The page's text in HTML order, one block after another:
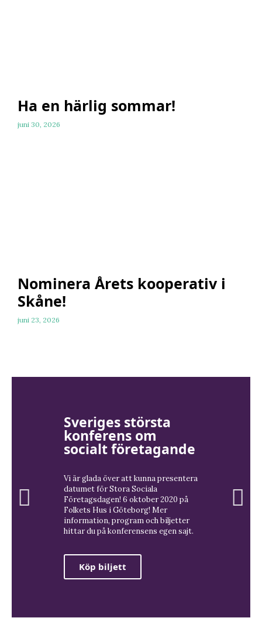
Ha en härlig sommar!
juni 30, 2026
Nominera Årets kooperativ i
Skåne!
juni 23, 2026
Sveriges största
konferens om
socialt företagande
Vi är glada över att kunna presentera
datumet för Stora Sociala
Företagsdagen! 6 oktober 2020 på
Folkets Hus i Göteborg! Mer
information, program och biljetter
hittar du på konferensens egen sajt.
Köp biljett